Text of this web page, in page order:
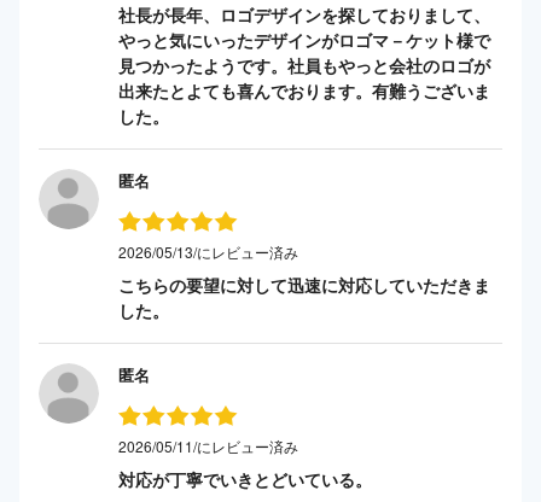
社長が長年、ロゴデザインを探しておりまして、
やっと気にいったデザインがロゴマ－ケット様で
見つかったようです。社員もやっと会社のロゴが
出来たとよても喜んでおります。有難うございま
した。
匿名
2026/05/13/にレビュー済み
こちらの要望に対して迅速に対応していただきま
した。
匿名
2026/05/11/にレビュー済み
対応が丁寧でいきとどいている。